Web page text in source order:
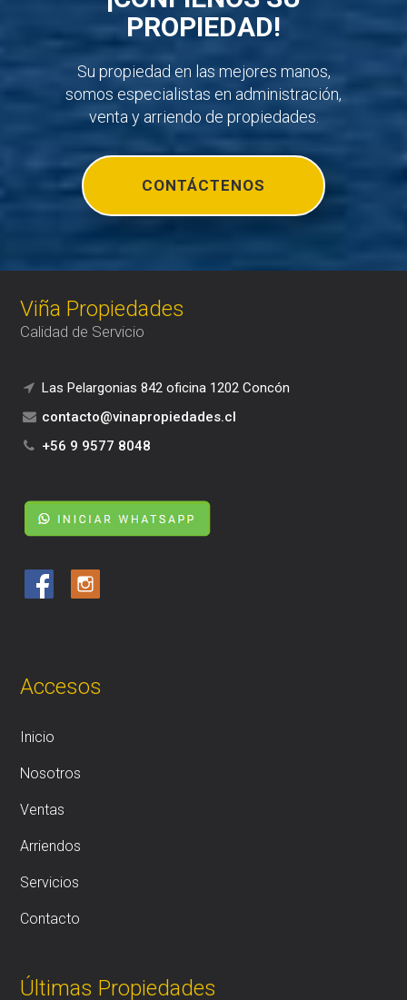
PROPIEDAD!
Su propiedad en las mejores manos,
somos especialistas en administración,
venta y arriendo de propiedades.
CONTÁCTENOS
Viña Propiedades
Calidad de Servicio
Las Pelargonias 842 oficina 1202 Concón
contacto@vinapropiedades.cl
+56 9 9577 8048
Accesos
Inicio
Nosotros
Ventas
Arriendos
Servicios
Contacto
Últimas Propiedades